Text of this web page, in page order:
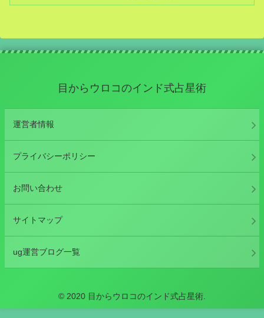
目からウロコのインド式占星術
運営者情報
プライバシーポリシー
お問い合わせ
サイトマップ
ug運営ブログ一覧
© 2020 目からウロコのインド式占星術.